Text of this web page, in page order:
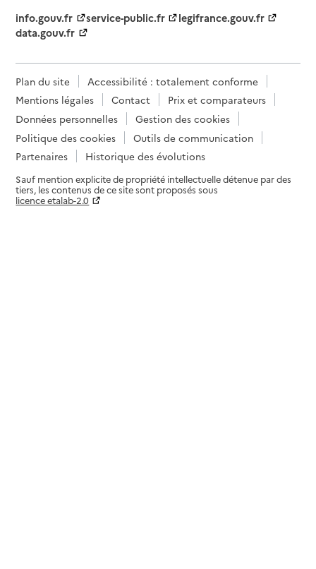
info.gouv.fr
service-public.fr
legifrance.gouv.fr
data.gouv.fr
Plan du site
Accessibilité : totalement conforme
Mentions légales
Contact
Prix et comparateurs
Données personnelles
Gestion des cookies
Politique des cookies
Outils de communication
Partenaires
Historique des évolutions
Sauf mention explicite de propriété intellectuelle détenue par des
tiers, les contenus de ce site sont proposés sous
licence etalab-2.0